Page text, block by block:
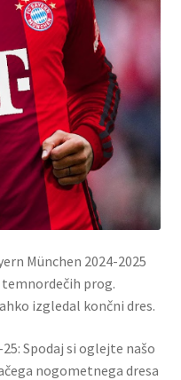
München 2024-2025
prog.
izgledal končni dres.
Spodaj si oglejte našo
nogometnega dresa